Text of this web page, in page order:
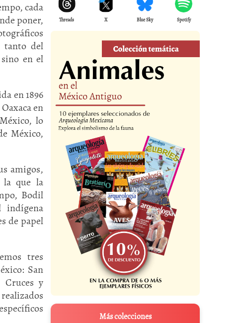
cada
poner,
tanto del
en el
en 1896
en
lo
México,
amigos,
la que la
Bodil
indígena
de papel
tres
San
Cruces y
Threads X Blue Sky Spotify
Más colecciones